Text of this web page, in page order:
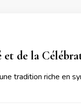
et de la
tradition riche en